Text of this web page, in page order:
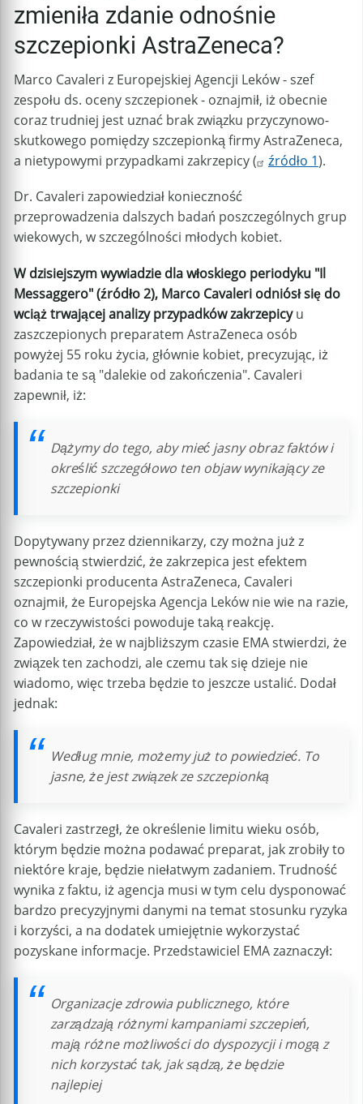
zmieniła zdanie odnośnie
szczepionki AstraZeneca?
Marco Cavaleri z Europejskiej Agencji Leków - szef
zespołu ds. oceny szczepionek - oznajmił, iż obecnie
coraz trudniej jest uznać brak związku przyczynowo-
skutkowego pomiędzy szczepionką firmy AstraZeneca,
a nietypowymi przypadkami zakrzepicy (
źródło 1).
Dr. Cavaleri zapowiedział konieczność
przeprowadzenia dalszych badań poszczególnych grup
wiekowych, w szczególności młodych kobiet.
W dzisiejszym wywiadzie dla włoskiego periodyku "Il
Messaggero" (źródło 2), Marco Cavaleri odniósł się do
wciąż trwającej analizy przypadków zakrzepicyu
zaszczepionych preparatem AstraZeneca osób
powyżej 55 roku życia, głównie kobiet, precyzując, iż
badania te są "dalekie od zakończenia". Cavaleri
zapewnił, iż:
Dążymy do tego, aby mieć jasny obraz faktów i
określić szczegółowo ten objaw wynikający ze
szczepionki
Dopytywany przez dziennikarzy, czy można już z
pewnością stwierdzić, że zakrzepica jest efektem
szczepionki producenta AstraZeneca, Cavaleri
oznajmił, że Europejska Agencja Leków nie wie na razie,
co w rzeczywistości powoduje taką reakcję.
Zapowiedział, że w najbliższym czasie EMA stwierdzi, że
związek ten zachodzi, ale czemu tak się dzieje nie
wiadomo, więc trzeba będzie to jeszcze ustalić. Dodał
jednak:
Według mnie, możemy już to powiedzieć. To
jasne, że jest związek ze szczepionką
Cavaleri zastrzegł, że określenie limitu wieku osób,
którym będzie można podawać preparat, jak zrobiły to
niektóre kraje, będzie niełatwym zadaniem. Trudność
wynika z faktu, iż agencja musi w tym celu dysponować
bardzo precyzyjnymi danymi na temat stosunku ryzyka
i korzyści, a na dodatek umiejętnie wykorzystać
pozyskane informacje. Przedstawiciel EMA zaznaczył:
Organizacje zdrowia publicznego, które
zarządzają różnymi kampaniami szczepień,
mają różne możliwości do dyspozycji i mogą z
nich korzystać tak, jak sądzą, że będzie
najlepiej